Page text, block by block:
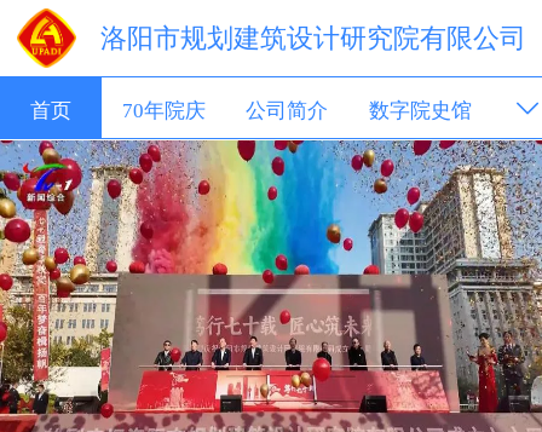
洛阳市规划建筑设计研究院有限公司
首页 70年院庆 公司简介 数字院史馆
新闻动态 成果展示 招聘信息 科技转移